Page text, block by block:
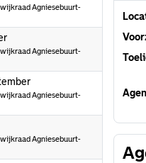
Agniesebuurt-
2025
Agniesebuurt-
2025
Agniesebuurt-
Agniesebuurt-